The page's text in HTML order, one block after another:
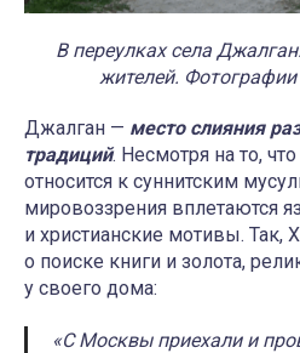
В переулках села
жителей.
Джалган — место слияния
традиций. Несмотря на то,
относится к суннитским
мировоззрения вплетаются
и христианские мотивы. Так,
о поиске книги и золота,
у своего дома:
«С Москвы приехали и